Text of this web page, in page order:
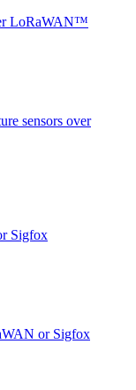
LoRaWAN™
sensors over
Sigfox
or Sigfox